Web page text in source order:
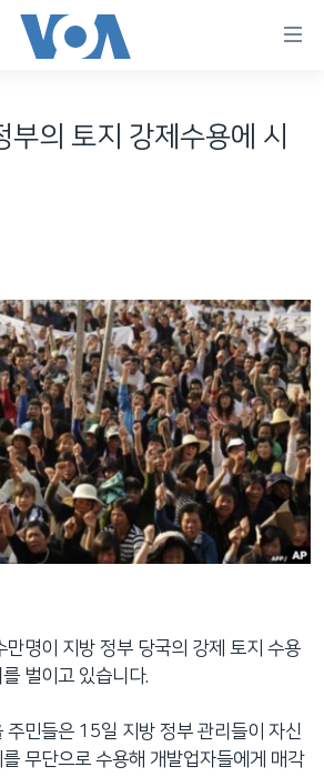
부의 토지 강제수용에 시
만명이 지방 정부 당국의 강제 토지 수용
벌이고 있습니다.
주민들은 15일 지방 정부 관리들이 자신
무단으로 수용해 개발업자들에게 매각